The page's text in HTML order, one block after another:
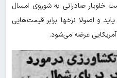
خاویار صادراتی به شوروی امسال
می یاید و اصولا نرخها برابر قیمت‌هایی
عرضه می‌شود.